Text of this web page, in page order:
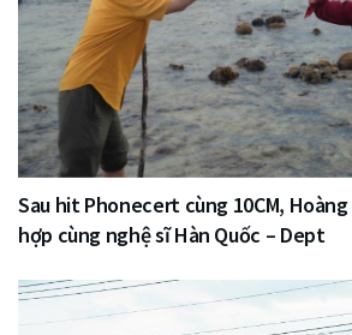
Sau hit Phonecert cùng 10CM,
hợp cùng nghệ sĩ Hàn Quốc – Dept